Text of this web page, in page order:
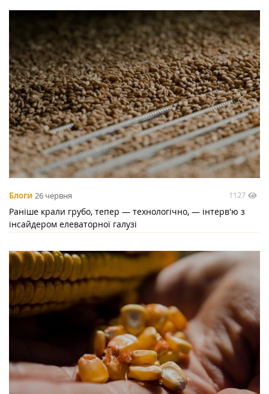
Блоги 26 червня 1127
Раніше крали грубо, тепер — технологічно, — інтерв'ю з
інсайдером елеваторної галузі